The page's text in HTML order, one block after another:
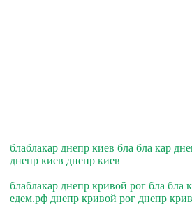
блаблакар днепр киев бла бла кар
днепр киев днепр киев
блаблакар днепр кривой рог бла бла
едем.рф днепр кривой рог днепр